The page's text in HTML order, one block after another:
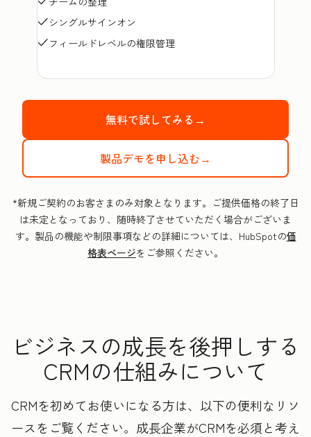
シングルサインオン
フィールドレベルの権限管理
無料で試してみる→
製品デモを申し込む→
*新規ご契約のお客さまのみ対象となります。ご提供価格の終了日
は未定となっており、随時終了させていただく場合がございま
す。製品の機能や制限事項などの詳細については、HubSpotの価
格表ページをご参照ください。
ビジネスの成長を後押しする
CRMの仕組みについて
CRMを初めてお使いになる方は、以下の便利なリソ
ースをご覧ください。成長企業がCRMを必須と考え